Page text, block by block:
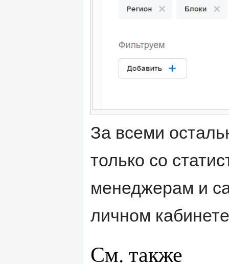
За всеми
только со
менеджерам и
личном
См. также